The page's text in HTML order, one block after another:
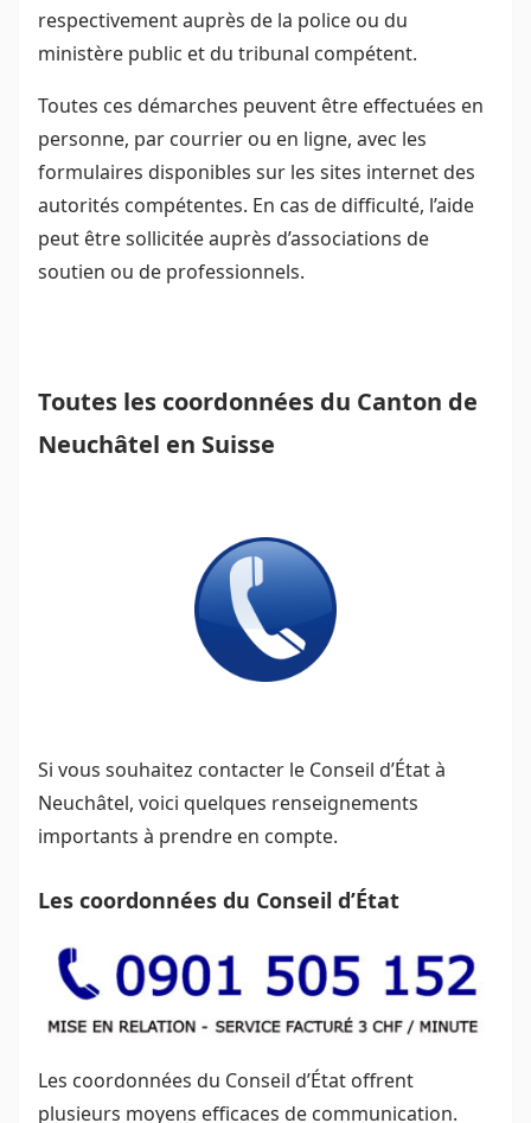
respectivement auprès de la police ou du
ministère public et du tribunal compétent.
Toutes ces démarches peuvent être effectuées en
personne, par courrier ou en ligne, avec les
formulaires disponibles sur les sites internet des
autorités compétentes. En cas de difficulté, l’aide
peut être sollicitée auprès d’associations de
soutien ou de professionnels.
Toutes les coordonnées du Canton de
Neuchâtel en Suisse
Si vous souhaitez contacter le Conseil d’État à
Neuchâtel, voici quelques renseignements
importants à prendre en compte.
Les coordonnées du Conseil d’État
Les coordonnées du Conseil d’État offrent
plusieurs moyens efficaces de communication.